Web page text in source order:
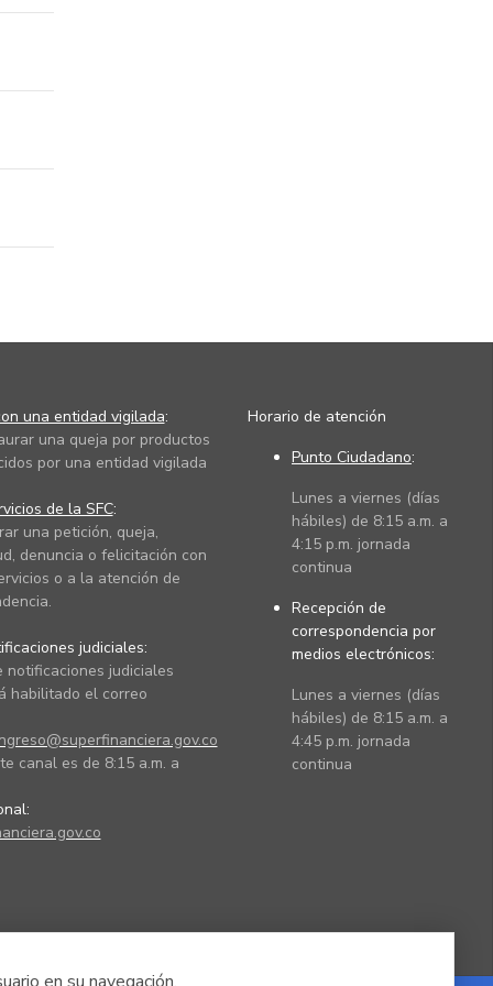
una entidad vigilada:
una queja por productos
por una entidad vigilada
de la SFC:
una petición, queja,
denuncia o felicitación con
o a la atención de
judiciales:
notificaciones judiciales
habilitado el correo
canal es de 8:15 a.m. a
Horario de atención
Punto Ciudadano:
Lunes a viernes (días
hábiles) de 8:15 a.m. a
4:15 p.m. jornada
continua
Recepción de
correspondencia por
medios electrónicos:
Lunes a viernes (días
hábiles) de 8:15 a.m. a
4:45 p.m. jornada
continua